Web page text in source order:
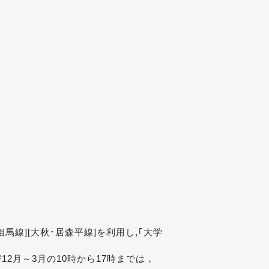
線][大秋･居森平線]を利用し,｢大学
月～3月の10時から17時までは，